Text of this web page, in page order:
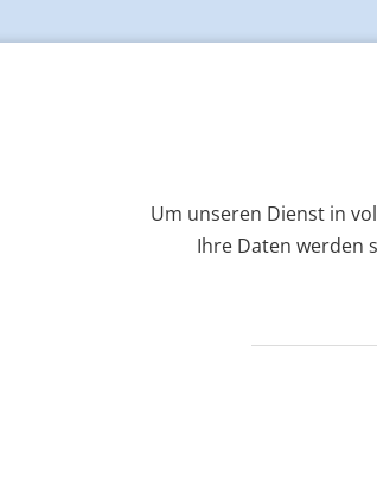
Um unseren Dienst in
Ihre Daten werden